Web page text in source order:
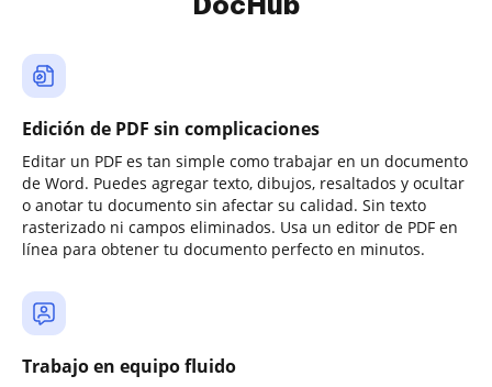
DocHub
Edición de PDF sin complicaciones
Editar un PDF es tan simple como trabajar en un documento
de Word. Puedes agregar texto, dibujos, resaltados y ocultar
o anotar tu documento sin afectar su calidad. Sin texto
rasterizado ni campos eliminados. Usa un editor de PDF en
línea para obtener tu documento perfecto en minutos.
Trabajo en equipo fluido